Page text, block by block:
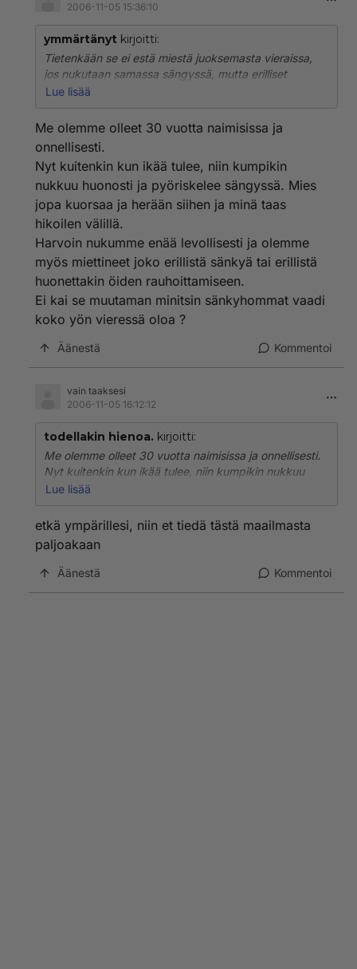
2006-11-05 15:36:10
ymmärtänyt kirjoitti:
Tietenkään se ei estä miestä juoksemasta vieraissa,
jos nukutaan samassa sängyssä, mutta erilliset
huoneet on jo selvää tyrkyttämistä miehen
siitä, ettei nukuta enää samassa huoneessa, joten sitä
ollaan ikäänkuin puoliksi vapaalla jalalla. Keski-ikäinen
nainen haluaa ennenkaikkea säilyttää sen vanhan
turvallisen suhteen, jonka eteen on nähnyt niin paljon
vaivaa ja tehnyt uhrauksia, vaikka liitto ei olisi enää
kovin toimivakaan.
Lue lisää
Me olemme olleet 30 vuotta naimisissa ja
onnellisesti.
Nyt kuitenkin kun ikää tulee, niin kumpikin
nukkuu huonosti ja pyöriskelee sängyssä. Mies
jopa kuorsaa ja herään siihen ja minä taas
hikoilen välillä.
Harvoin nukumme enää levollisesti ja olemme
myös miettineet joko erillistä sänkyä tai erillistä
huonettakin öiden rauhoittamiseen.
Ei kai se muutaman minitsin sänkyhommat vaadi
koko yön vieressä oloa ?
Äänestä Kommentoi
vain taaksesi
2006-11-05 16:12:12
todellakin hienoa. kirjoitti:
Me olemme olleet 30 vuotta naimisissa ja onnellisesti.
Nyt kuitenkin kun ikää tulee, niin kumpikin nukkuu
huonosti ja pyöriskelee sängyssä. Mies jopa kuorsaa ja
Harvoin nukumme enää levollisesti ja olemme myös
miettineet joko erillistä sänkyä tai erillistä huonettakin
öiden rauhoittamiseen.
Ei kai se muutaman minitsin sänkyhommat vaadi koko
Lue lisää
etkä ympärillesi, niin et tiedä tästä maailmasta
paljoakaan
Äänestä Kommentoi